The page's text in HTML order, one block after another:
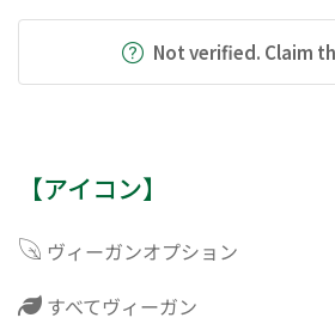
Not verified. Claim
【アイコン】
ヴィーガンオプション
すべてヴィーガン